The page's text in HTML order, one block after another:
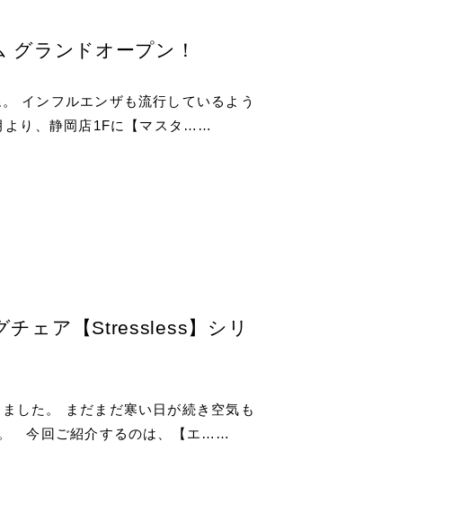
グランドオープン！
インフルエンザも流行しているよう
より、静岡店1Fに【マスタ……
ェア【Stressless】シリ
した。 まだまだ寒い日が続き空気も
。 今回ご紹介するのは、【エ……